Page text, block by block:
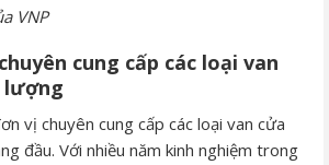
VNP
cung cấp các loại van
lượng
vị chuyên cung cấp các loại van cửa
đầu. Với nhiều năm kinh nghiệm trong